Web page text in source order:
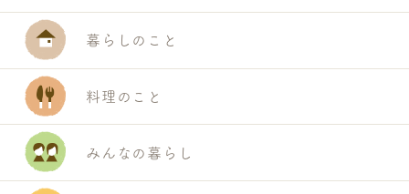
暮らしのこと
料理のこと
みんなの暮らし